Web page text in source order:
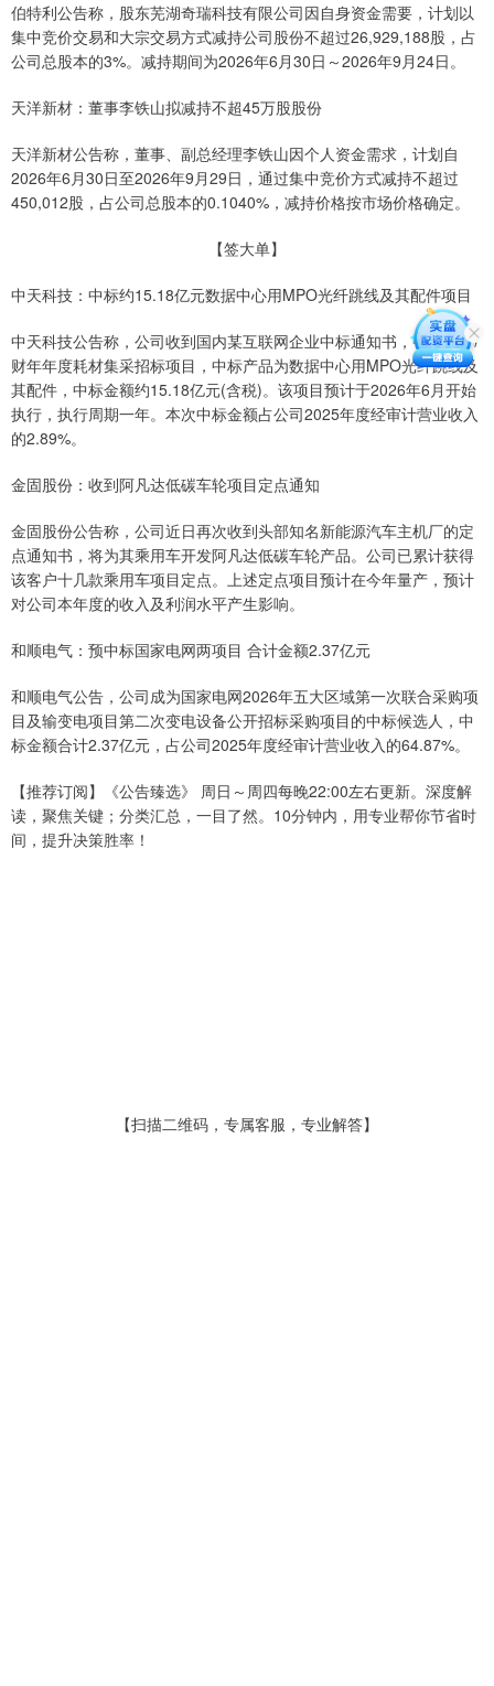
伯特利公告称，股东芜湖奇瑞科技有限公司因自身资金需要，计划以
集中竞价交易和大宗交易方式减持公司股份不超过26,929,188股，占
公司总股本的3%。减持期间为2026年6月30日～2026年9月24日。
天洋新材：董事李铁山拟减持不超45万股股份
天洋新材公告称，董事、副总经理李铁山因个人资金需求，计划自
2026年6月30日至2026年9月29日，通过集中竞价方式减持不超过
450,012股，占公司总股本的0.1040%，减持价格按市场价格确定。
【签大单】
中天科技：中标约15.18亿元数据中心用MPO光纤跳线及其配件项目
中天科技公告称，公司收到国内某互联网企业中标通知书，中标FY27
财年年度耗材集采招标项目，中标产品为数据中心用MPO光纤跳线及
其配件，中标金额约15.18亿元(含税)。该项目预计于2026年6月开始
执行，执行周期一年。本次中标金额占公司2025年度经审计营业收入
的2.89%。
金固股份：收到阿凡达低碳车轮项目定点通知
金固股份公告称，公司近日再次收到头部知名新能源汽车主机厂的定
点通知书，将为其乘用车开发阿凡达低碳车轮产品。公司已累计获得
该客户十几款乘用车项目定点。上述定点项目预计在今年量产，预计
对公司本年度的收入及利润水平产生影响。
和顺电气：预中标国家电网两项目 合计金额2.37亿元
和顺电气公告，公司成为国家电网2026年五大区域第一次联合采购项
目及输变电项目第二次变电设备公开招标采购项目的中标候选人，中
标金额合计2.37亿元，占公司2025年度经审计营业收入的64.87%。
【推荐订阅】《公告臻选》 周日～周四每晚22:00左右更新。深度解
读，聚焦关键；分类汇总，一目了然。10分钟内，用专业帮你节省时
间，提升决策胜率！
【扫描二维码，专属客服，专业解答】